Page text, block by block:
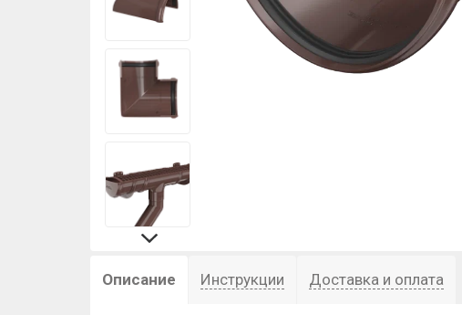
Описание Инструкции Доставка и оплата